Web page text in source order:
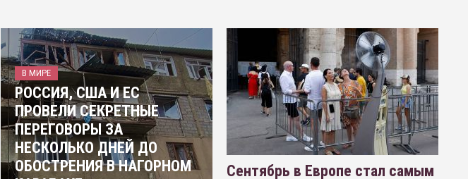
В МИРЕ
РОССИЯ, США И ЕС
ПРОВЕЛИ СЕКРЕТНЫЕ
ПЕРЕГОВОРЫ ЗА
НЕСКОЛЬКО ДНЕЙ ДО
ОБОСТРЕНИЯ В НАГОРНОМ
Сентябрь в Европе стал самым